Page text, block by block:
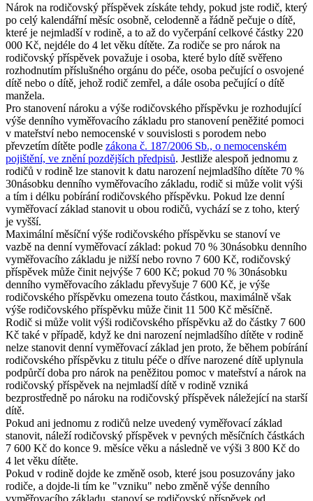
Nárok na rodičovský příspěvek získáte tehdy, pokud jste rodič, který
po celý kalendářní měsíc osobně, celodenně a řádně pečuje o dítě,
které je nejmladší v rodině, a to až do vyčerpání celkové částky 220
000 Kč, nejdéle do 4 let věku dítěte. Za rodiče se pro nárok na
rodičovský příspěvek považuje i osoba, které bylo dítě svěřeno
rozhodnutím příslušného orgánu do péče, osoba pečující o osvojené
dítě nebo o dítě, jehož rodič zemřel, a dále osoba pečující o dítě
manžela.
Pro stanovení nároku a výše rodičovského příspěvku je rozhodující
výše denního vyměřovacího základu pro stanovení peněžité pomoci
v mateřství nebo nemocenské v souvislosti s porodem nebo
převzetím dítěte podle zákona č. 187/2006 Sb., o nemocenském
pojištění, ve znění pozdějších předpisů. Jestliže alespoň jednomu z
rodičů v rodině lze stanovit k datu narození nejmladšího dítěte 70 %
30násobku denního vyměřovacího základu, rodič si může volit výši
a tím i délku pobírání rodičovského příspěvku. Pokud lze denní
vyměřovací základ stanovit u obou rodičů, vychází se z toho, který
je vyšší.
Maximální měsíční výše rodičovského příspěvku se stanoví ve
vazbě na denní vyměřovací základ: pokud 70 % 30násobku denního
vyměřovacího základu je nižší nebo rovno 7 600 Kč, rodičovský
příspěvek může činit nejvýše 7 600 Kč; pokud 70 % 30násobku
denního vyměřovacího základu převyšuje 7 600 Kč, je výše
rodičovského příspěvku omezena touto částkou, maximálně však
výše rodičovského příspěvku může činit 11 500 Kč měsíčně.
Rodič si může volit výši rodičovského příspěvku až do částky 7 600
Kč také v případě, když ke dni narození nejmladšího dítěte v rodině
nelze stanovit denní vyměřovací základ jen proto, že během pobírání
rodičovského příspěvku z titulu péče o dříve narozené dítě uplynula
podpůrčí doba pro nárok na peněžitou pomoc v mateřství a nárok na
rodičovský příspěvek na nejmladší dítě v rodině vzniká
bezprostředně po nároku na rodičovský příspěvek náležející na starší
dítě.
Pokud ani jednomu z rodičů nelze uvedený vyměřovací základ
stanovit, náleží rodičovský příspěvek v pevných měsíčních částkách
7 600 Kč do konce 9. měsíce věku a následně ve výši 3 800 Kč do
4 let věku dítěte.
Pokud v rodině dojde ke změně osob, které jsou posuzovány jako
rodiče, a dojde-li tím ke "vzniku" nebo změně výše denního
vyměřovacího základu, stanoví se rodičovský příspěvek od